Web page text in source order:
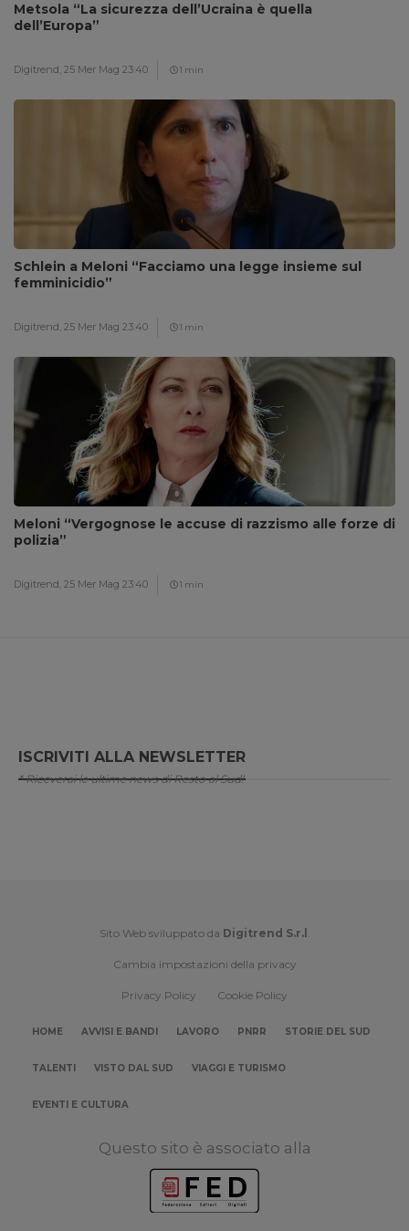
Metsola “La sicurezza dell’Ucraina è quella
dell’Europa”
Digitrend, 25 Mer Mag 23:40 1 min
Schlein a Meloni “Facciamo una legge insieme sul
femminicidio”
Digitrend, 25 Mer Mag 23:40 1 min
Meloni “Vergognose le accuse di razzismo alle forze di
polizia”
Digitrend, 25 Mer Mag 23:40 1 min
ISCRIVITI ALLA NEWSLETTER
* Riceverai le ultime news di Resto al Sud!
Sito Web sviluppato da Digitrend S.r.l .
Cambia impostazioni della privacy
Privacy Policy Cookie Policy
HOME AVVISI E BANDI LAVORO PNRR STORIE DEL SUD
TALENTI VISTO DAL SUD VIAGGI E TURISMO
EVENTI E CULTURA
Questo sito è associato alla